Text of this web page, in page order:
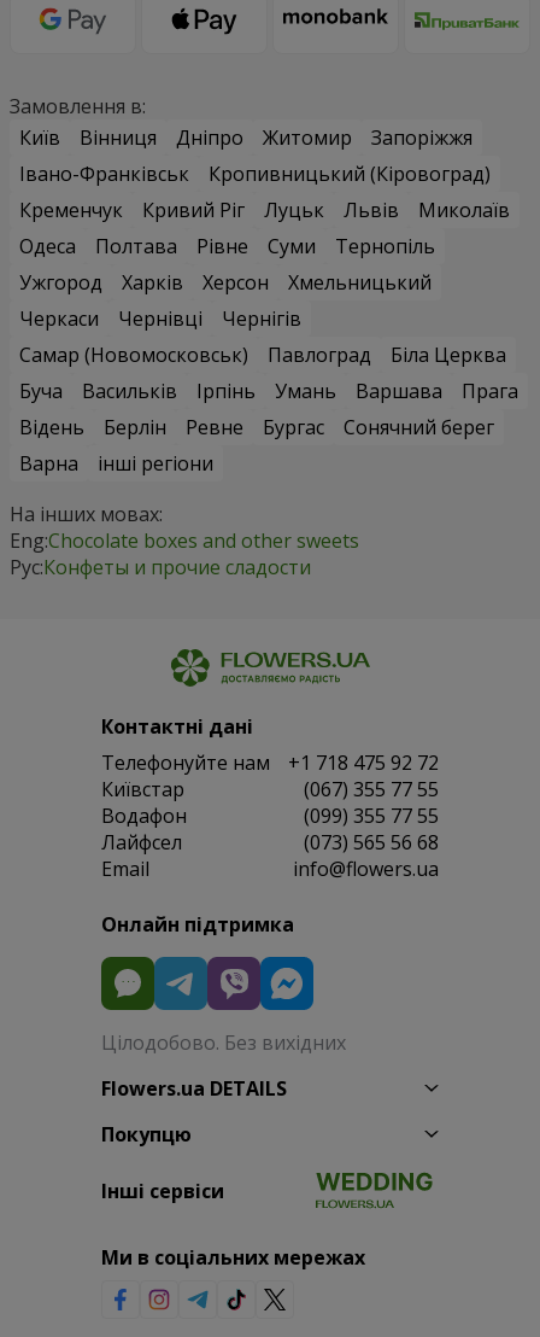
Замовлення в:
Київ
Вінниця Дніпро Житомир
Запоріжжя
Івано-Франківськ
Кропивницький (Кіровоград)
Кременчук
Кривий Ріг Луцьк Львів
Миколаїв
Одеса
Полтава Рівне Суми
Тернопіль
Ужгород
Харків Херсон
Хмельницький
Черкаси
Чернівці
Чернігів
Самар (Новомосковськ)
Павлоград
Біла Церква
Буча
Васильків Ірпінь Умань Варшава
Прага
Відень
Берлін Ревне Бургас
Сонячний берег
Варна
інші регіони
На інших мовах:
Eng:Chocolate boxes and other sweets
Рус:Конфеты и прочие сладости
Контактні дані
Телефонуйте нам
+1 718 475 92 72
Київстар
(067) 355 77 55
Водафон
(099) 355 77 55
Лайфсел
(073) 565 56 68
Email
info@flowers.ua
Онлайн підтримка
Цілодобово. Без вихідних
Flowers.ua DETAILS
Покупцю
Інші сервіси
Ми в соціальних мережах